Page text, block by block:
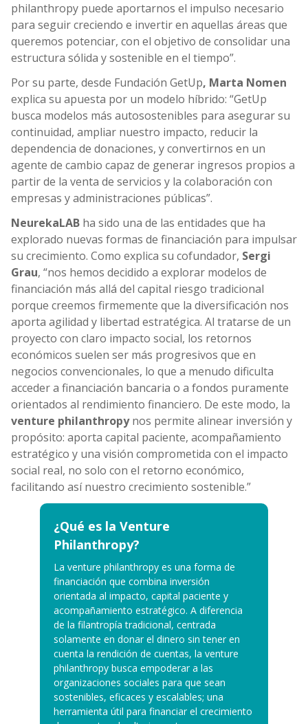
philanthropy puede aportarnos el impulso necesario
para seguir creciendo e invertir en aquellas áreas que
queremos potenciar, con el objetivo de consolidar una
estructura sólida y sostenible en el tiempo”.
Por su parte, desde Fundación GetUp, Marta Nomen
explica su apuesta por un modelo híbrido: “GetUp
busca modelos más autosostenibles para asegurar su
continuidad, ampliar nuestro impacto, reducir la
dependencia de donaciones, y convertirnos en un
agente de cambio capaz de generar ingresos propios a
partir de la venta de servicios y la colaboración con
empresas y administraciones públicas”.
NeurekaLAB ha sido una de las entidades que ha
explorado nuevas formas de financiación para impulsar
su crecimiento. Como explica su cofundador, Sergi
Grau, “nos hemos decidido a explorar modelos de
financiación más allá del capital riesgo tradicional
porque creemos firmemente que la diversificación nos
aporta agilidad y libertad estratégica. Al tratarse de un
proyecto con claro impacto social, los retornos
económicos suelen ser más progresivos que en
negocios convencionales, lo que a menudo dificulta
acceder a financiación bancaria o a fondos puramente
orientados al rendimiento financiero. De este modo, la
venture philanthropynos permite alinear inversión y
propósito: aporta capital paciente, acompañamiento
estratégico y una visión comprometida con el impacto
social real, no solo con el retorno económico,
facilitando así nuestro crecimiento sostenible.”
¿Qué es la Venture
Philanthropy?
La venture philanthropy es una forma de
financiación que combina inversión
orientada al impacto, capital paciente y
acompañamiento estratégico. A diferencia
de la filantropía tradicional, centrada
solamente en donar el dinero sin tener en
cuenta la rendición de cuentas, la venture
philanthropy busca empoderar a las
organizaciones sociales para que sean
sostenibles, eficaces y escalables; una
herramienta útil para financiar el crecimiento